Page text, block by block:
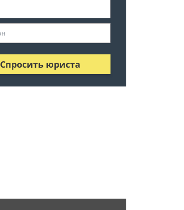
Спросить юриста